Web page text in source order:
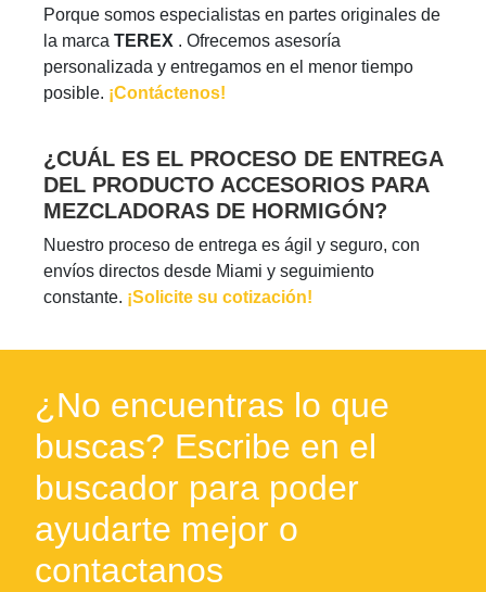
Porque somos especialistas en partes originales de
la marca TEREX . Ofrecemos asesoría
personalizada y entregamos en el menor tiempo
posible. ¡Contáctenos!
¿CUÁL ES EL PROCESO DE ENTREGA
DEL PRODUCTO ACCESORIOS PARA
MEZCLADORAS DE HORMIGÓN?
Nuestro proceso de entrega es ágil y seguro, con
envíos directos desde Miami y seguimiento
constante. ¡Solicite su cotización!
¿No encuentras lo que
buscas? Escribe en el
buscador para poder
ayudarte mejor o
contactanos